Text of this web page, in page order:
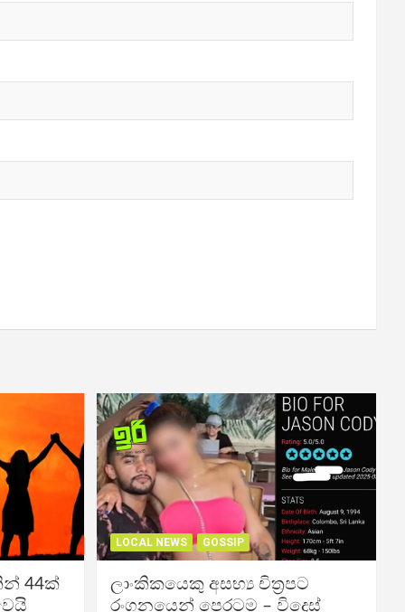
44ක්
LOCAL NEWS GOSSIP
ලාංකිකයෙකු අසභ්‍ය චිත්‍රපට
රංගනයෙන් පෙරටම – විදෙස්